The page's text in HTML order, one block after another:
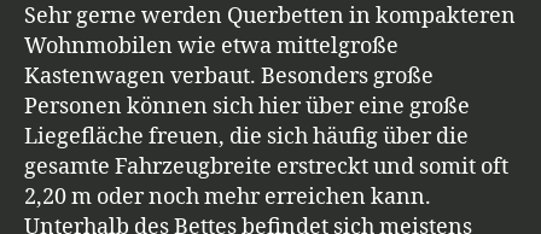
Sehr gerne werden Querbetten in kompakteren
Wohnmobilen wie etwa mittelgroße
Kastenwagen verbaut. Besonders große
Personen können sich hier über eine große
Liegefläche freuen, die sich häufig über die
gesamte Fahrzeugbreite erstreckt und somit oft
2,20 m oder noch mehr erreichen kann.
Unterhalb des Bettes befindet sich meistens